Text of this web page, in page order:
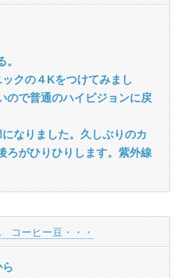
クの４Kをつけてみまし
ので普通のハイビジョンに戻
なりました。久しぶりのカ
ろがひりひりします。紫外線
ーヒー豆・・・